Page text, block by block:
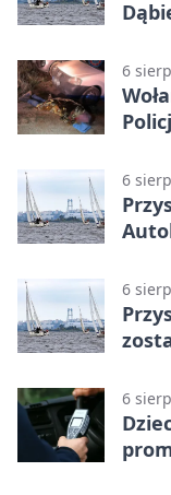
6
6
6
6